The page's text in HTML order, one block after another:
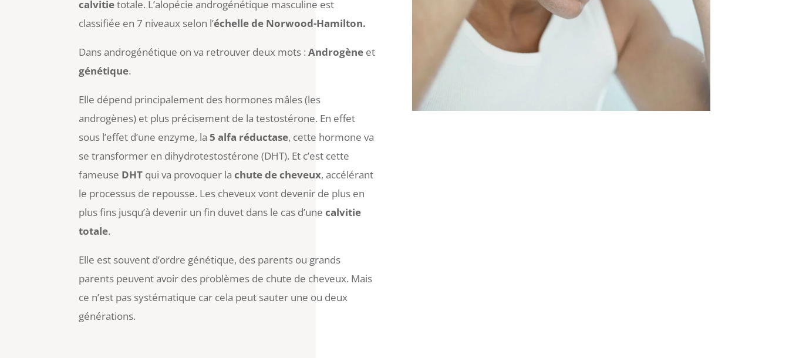
calvitietotale. L’alopécie androgénétique masculine est
classifiée en 7 niveaux selon l’échelle de Norwood-Hamilton.
Dans androgénétique on va retrouver deux mots :Androgène et
génétique.
Elle dépend principalement des hormones mâles (les
androgènes) et plus précisement de la testostérone. En effet
sous l’effet d’une enzyme, la5 alfa réductase, cette hormone va
se transformer en dihydrotestostérone (DHT). Et c’est cette
fameuse DHT qui va provoquer lachute de cheveux, accélérant
le processus de repousse. Les cheveux vont devenir de plus en
plus fins jusqu’à devenir un fin duvet dans le cas d’unecalvitie
totale.
Elle est souvent d’ordre génétique, des parents ou grands
parents peuvent avoir des problèmes de chute de cheveux. Mais
ce n’est pas systématique car cela peut sauter une ou deux
générations.